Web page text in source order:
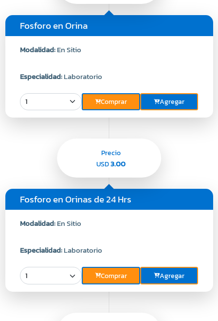
Fosforo en Orina
Modalidad:En Sitio
Especialidad:Laboratorio
Comprar Agregar
Fosforo en Orinas de 24 Hrs
Modalidad:En Sitio
Especialidad:Laboratorio
Comprar Agregar
Precio
USD3.00